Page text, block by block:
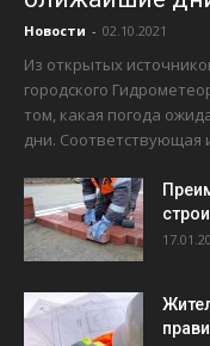
Новости - 02.10.2021
Из открытых
городского
том, какая погода
дни. Соответствующая